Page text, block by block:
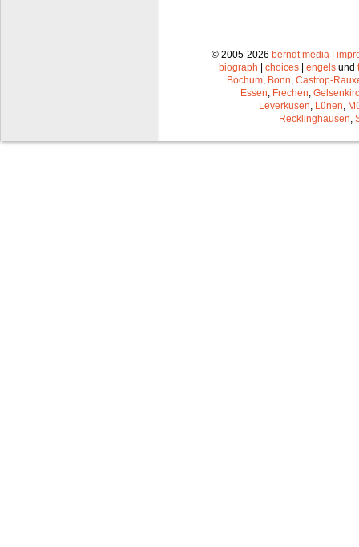
© 2005-2026 berndt media |
biograph | choices | engels und
Bochum Bonn Castrop-
Essen Frechen
Leverkusen Lünen
Recklinghausen